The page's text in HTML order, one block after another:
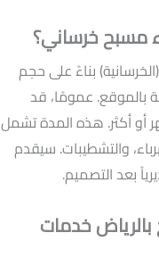
مسبح خرساني؟
(الخرسانية) بناءً على حجم
بالموقع. عمومًا، قد
البناء من شهرين إلى 6 أشهر أو أكثر. هذه المدة تشمل
والتشطيبات. سيقدم
بعد التصميم.
خدمات